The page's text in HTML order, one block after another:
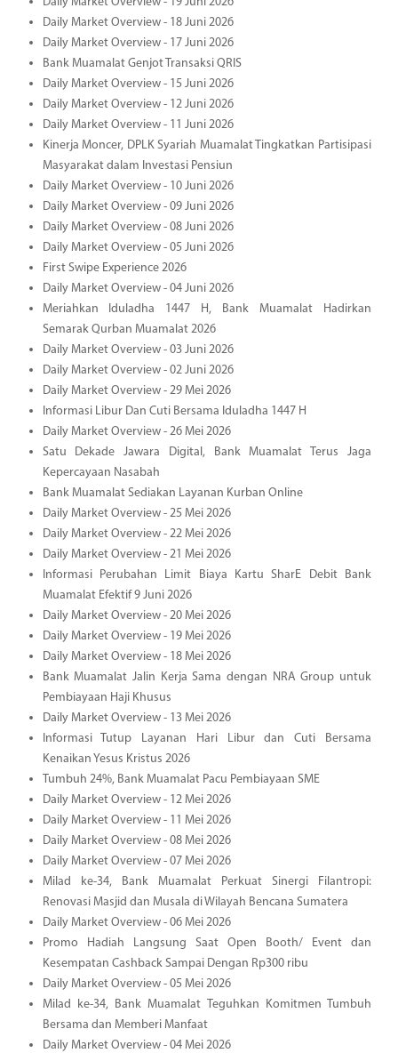
Daily Market Overview - 18 Juni 2026
Daily Market Overview - 17 Juni 2026
Bank Muamalat Genjot Transaksi QRIS
Daily Market Overview - 15 Juni 2026
Daily Market Overview - 12 Juni 2026
Daily Market Overview - 11 Juni 2026
Kinerja Moncer, DPLK Syariah Muamalat Tingkatkan Partisipasi
Masyarakat dalam Investasi Pensiun
Daily Market Overview - 10 Juni 2026
Daily Market Overview - 09 Juni 2026
Daily Market Overview - 08 Juni 2026
Daily Market Overview - 05 Juni 2026
First Swipe Experience 2026
Daily Market Overview - 04 Juni 2026
Meriahkan Iduladha 1447 H, Bank Muamalat Hadirkan
Semarak Qurban Muamalat 2026
Daily Market Overview - 03 Juni 2026
Daily Market Overview - 02 Juni 2026
Daily Market Overview - 29 Mei 2026
Informasi Libur Dan Cuti Bersama Iduladha 1447 H
Daily Market Overview - 26 Mei 2026
Satu Dekade Jawara Digital, Bank Muamalat Terus Jaga
Kepercayaan Nasabah
Bank Muamalat Sediakan Layanan Kurban Online
Daily Market Overview - 25 Mei 2026
Daily Market Overview - 22 Mei 2026
Daily Market Overview - 21 Mei 2026
Informasi Perubahan Limit Biaya Kartu SharE Debit Bank
Muamalat Efektif 9 Juni 2026
Daily Market Overview - 20 Mei 2026
Daily Market Overview - 19 Mei 2026
Daily Market Overview - 18 Mei 2026
Bank Muamalat Jalin Kerja Sama dengan NRA Group untuk
Pembiayaan Haji Khusus
Daily Market Overview - 13 Mei 2026
Informasi Tutup Layanan Hari Libur dan Cuti Bersama
Kenaikan Yesus Kristus 2026
Tumbuh 24%, Bank Muamalat Pacu Pembiayaan SME
Daily Market Overview - 12 Mei 2026
Daily Market Overview - 11 Mei 2026
Daily Market Overview - 08 Mei 2026
Daily Market Overview - 07 Mei 2026
Milad ke-34, Bank Muamalat Perkuat Sinergi Filantropi:
Renovasi Masjid dan Musala di Wilayah Bencana Sumatera
Daily Market Overview - 06 Mei 2026
Promo Hadiah Langsung Saat Open Booth/ Event dan
Kesempatan Cashback Sampai Dengan Rp300 ribu
Daily Market Overview - 05 Mei 2026
Milad ke-34, Bank Muamalat Teguhkan Komitmen Tumbuh
Bersama dan Memberi Manfaat
Daily Market Overview - 04 Mei 2026